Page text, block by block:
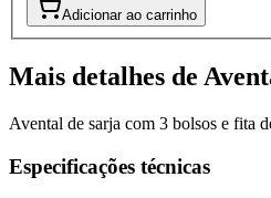
Adicionar ao carrinho
Mais detalhes de
Avental de sarja com 3 bolsos e fita
Especificações técnicas